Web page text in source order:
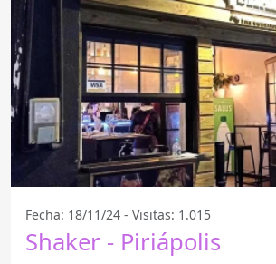
Fecha: 18/11/24 - Visitas: 1.015
Shaker - Piriápolis